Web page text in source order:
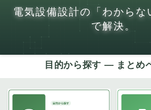
電気設備設計の「わからな
で解決。